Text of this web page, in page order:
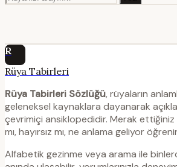
R
Rüya Tabirleri
Rüya Tabirleri Sözlüğü, rüyaların
geleneksel kaynaklara dayanarak
çevrimiçi ansiklopedidir. Merak ettiğiniz
mı, hayırsız mı, ne anlama geliyor
Alfabetik gezinme veya arama ile